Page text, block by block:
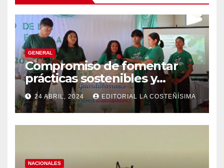
GENERAL
Compromiso de fomentar
prácticas sostenibles y
conciencia ecológica en las
instituciones educativas
24 ABRIL, 2024 EDITORIAL LA COSTEÑÍSIMA
NACIONALES